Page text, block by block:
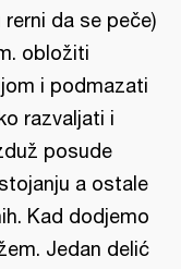
da se peče)
obložiti
i podmazati
razvaljati i
posude
a ostale
Kad dodjemo
Jedan delić